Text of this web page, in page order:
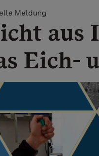
Meldung
aus
Eich-